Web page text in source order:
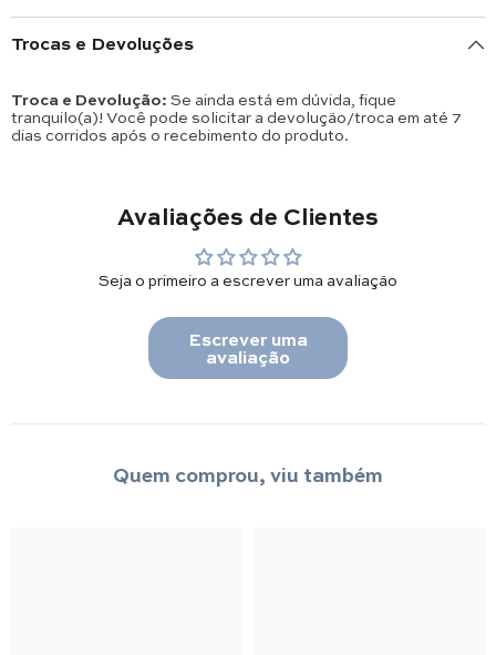
Trocas e Devoluções
Troca e Devolução: Se ainda está em dúvida, fique
tranquilo(a)! Você pode solicitar a devolução/troca em até 7
dias corridos após o recebimento do produto.
Avaliações de Clientes
Seja o primeiro a escrever uma avaliação
Escrever uma
avaliação
Quem comprou, viu também